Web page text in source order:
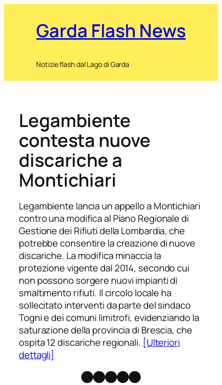
Garda Flash News
Notizie flash dal Lago di Garda
Legambiente
contesta nuove
discariche a
Montichiari
Legambiente lancia un appello a Montichiari
contro una modifica al Piano Regionale di
Gestione dei Rifiuti della Lombardia, che
potrebbe consentire la creazione di nuove
discariche. La modifica minaccia la
protezione vigente dal 2014, secondo cui
non possono sorgere nuovi impianti di
smaltimento rifiuti. Il circolo locale ha
sollecitato interventi da parte del sindaco
Togni e dei comuni limitrofi, evidenziando la
saturazione della provincia di Brescia, che
ospita 12 discariche regionali. [Ulteriori
dettagli]
Facebook
Instagram
X Threads
Telegram